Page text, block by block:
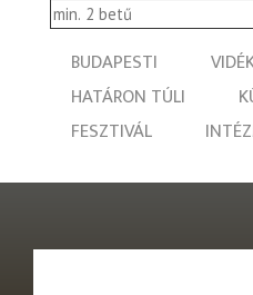
BUDAPESTI
HATÁRON TÚLI
FESZTIVÁL